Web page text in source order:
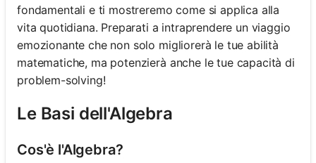
fondamentali e ti mostreremo come si applica alla
vita quotidiana. Preparati a intraprendere un viaggio
emozionante che non solo migliorerà le tue abilità
matematiche, ma potenzierà anche le tue capacità di
problem-solving!
Le Basi dell'Algebra
Cos'è l'Algebra?